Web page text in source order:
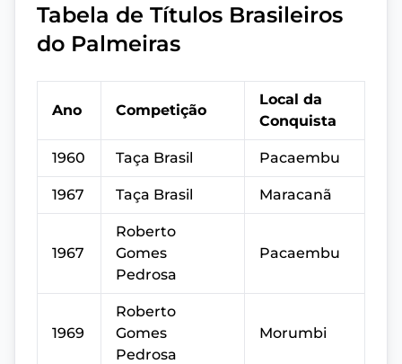
Tabela de Títulos Brasileiros
do Palmeiras
Ano Competição
Local da
Conquista
1960 Taça Brasil Pacaembu
1967 Taça Brasil Maracanã
1967
Roberto
Gomes
Pedrosa
Pacaembu
1969
Roberto
Gomes
Pedrosa
Morumbi